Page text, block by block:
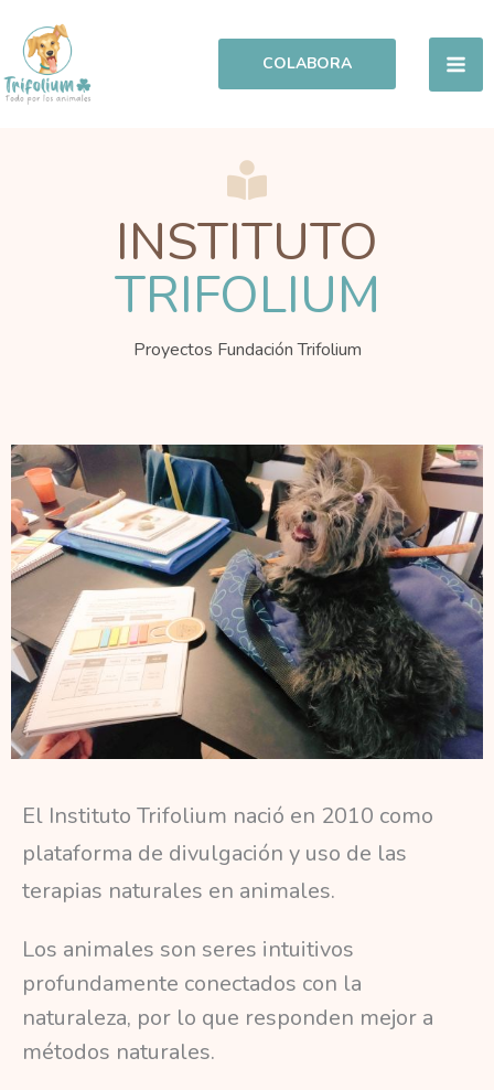
contenido
COLABORA
INSTITUTO
TRIFOLIUM
Proyectos Fundación Trifolium
El Instituto Trifolium nació en 2010 como
plataforma de divulgación y uso de las
terapias naturales en animales.
Los animales son seres intuitivos
profundamente conectados con la
naturaleza, por lo que responden mejor a
métodos naturales.